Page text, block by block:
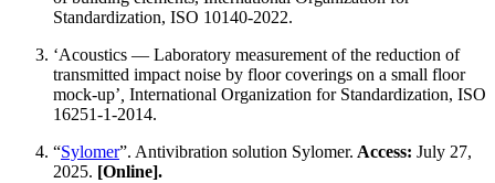
Standardization, ISO 10140-2022.
‘Acoustics — Laboratory measurement of the reduction of
transmitted impact noise by floor coverings on a small floor
mock-up’, International Organization for Standardization, ISO
16251-1-2014.
“Sylomer”. Antivibration solution Sylomer. Access: July 27,
2025. [Online].